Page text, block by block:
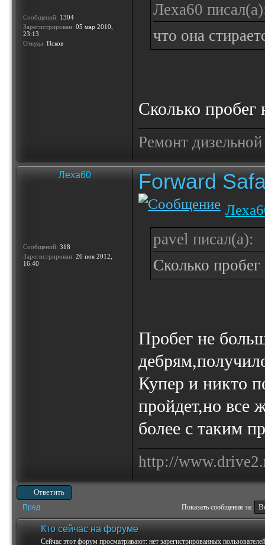
Сообщений: 1304
Зарегистрирован: 05 мар 2010,
23:13
Откуда: Псков
Леха60
что она
Сколько пробег
Ремонт
Леха60
Сообщений: 318
Зарегистрирован: 26 ноя 2012,
16:40
Forward
pavel писал(а):
Сколько пробег
Пробег не
Купер и никто
пройдет,но все
более с таким
http://
Ответить
Пред. Показать сообщения за:
Кто сейчас на форуме
Сейчас этот форум просматривают: нет зарегистрированных